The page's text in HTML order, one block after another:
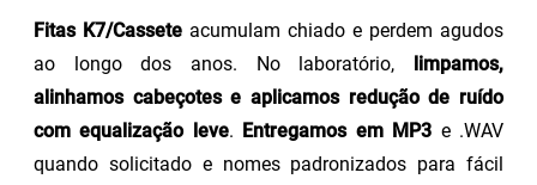
Fitas K7/Cassete acumulam chiado e perdem agudos
ao longo dos anos. No laboratório, limpamos,
alinhamos cabeçotes e aplicamos redução de ruído
com equalização leve. Entregamos em MP3 e .WAV
quando solicitado e nomes padronizados para fácil